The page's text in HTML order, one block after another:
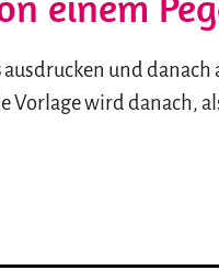
ausdrucken und danach
wird danach,